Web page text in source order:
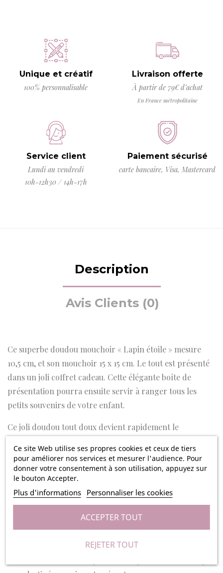
Ce site Web utilise ses propres cookies et ceux de tiers
pour améliorer nos services et mesurer l'audience. Pour
donner votre consentement à son utilisation, appuyez sur
le bouton Accepter.
Plus d'informations Personnaliser les cookies
REJETER TOUT
ACCEPTER TOUT
Unique et créatif
100% personnalisable
Livraison offerte
À partir de 79€ d’achat
En France métropolitaine
Service client
Lundi au vendredi
10h-12h30 / 14h-17h
Paiement sécurisé
carte bancaire, Visa, Mastercard
Description
Avis Clients (0)
Ce superbe doudou mouchoir « Lapin étoile » mesure
10,5 cm, et son mouchoir 15 x 15 cm. Le tout est présenté
dans un joli coffret cadeau. Cette élégante boîte de
présentation pourra ensuite servir à ranger tous les
petits souvenirs de votre enfant.
Ce joli doudou tout doux devient rapidement le
un tissu aux couleurs et motifs tendance. Ce doudou
deviendra un objet rassurant que votre enfant pourra
garder durant toute sa petite enfance. La petite peluche
et son mouchoir sont composés de polyester de grande
Ce doudou enfantin est le cadeau parfait à offrir lors